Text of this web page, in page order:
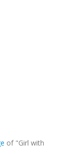
of "Girl with